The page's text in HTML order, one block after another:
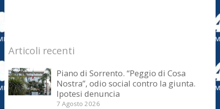
Articoli recenti
Piano di Sorrento. “Peggio di Cosa
Nostra”, odio social contro la giunta.
Ipotesi denuncia
7 Agosto 2026